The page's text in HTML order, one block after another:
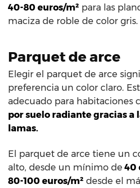
40-80 euros/m² para las
maciza de roble de color gris.
Parquet de arce
Elegir el parquet de arce
preferencia un color claro.
adecuado para habitaciones
por suelo radiante gracias a
lamas.
El parquet de arce tiene un
alto, desde un mínimo de 40
80-100 euros/m² desde el